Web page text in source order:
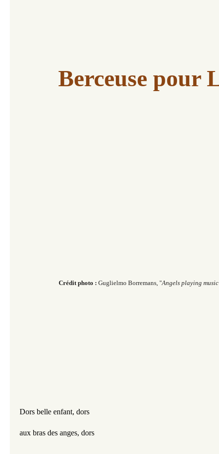
Berceuse pour
Crédit photo : Guglielmo Borremans, "Angels playing
Dors belle enfant, dors
aux bras des anges, dors